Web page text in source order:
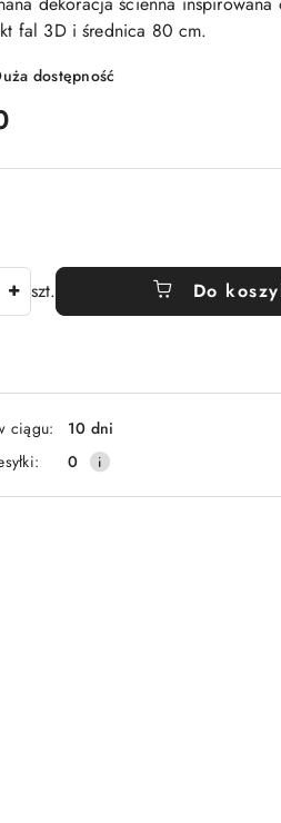
fal 3D i średnica 80 cm.
dostępność
szt. Do
ciągu:
10 dni
0